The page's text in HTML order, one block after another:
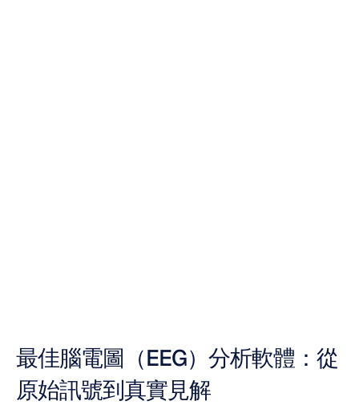
最佳腦電圖（EEG）分析軟體：從
原始訊號到真實見解